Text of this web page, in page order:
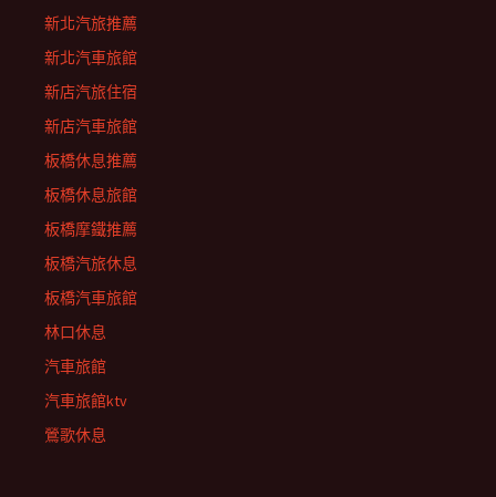
新北汽旅推薦
新北汽車旅館
新店汽旅住宿
新店汽車旅館
板橋休息推薦
板橋休息旅館
板橋摩鐵推薦
板橋汽旅休息
板橋汽車旅館
林口休息
汽車旅館
汽車旅館ktv
鶯歌休息